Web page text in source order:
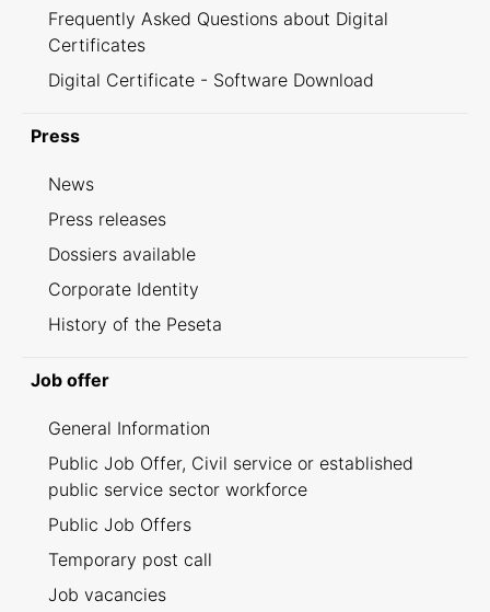
Frequently Asked Questions about Digital
Certificates
Digital Certificate - Software Download
Press
News
Press releases
Dossiers available
Corporate Identity
History of the Peseta
Job offer
General Information
Public Job Offer, Civil service or established
public service sector workforce
Public Job Offers
Temporary post call
Job vacancies